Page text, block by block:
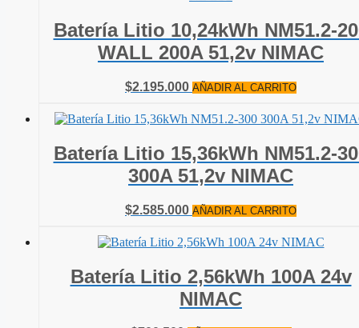
$1.100.000.$485.000.
Batería Litio 10,24kWh NM51.2-
WALL 200A 51,2v NIMAC
$2.195.000 AÑADIR AL CARRITO
Batería Litio 15,36kWh NM51.2-
300A 51,2v NIMAC
$2.585.000 AÑADIR AL CARRITO
Batería Litio 2,56kWh 100A 24v
NIMAC